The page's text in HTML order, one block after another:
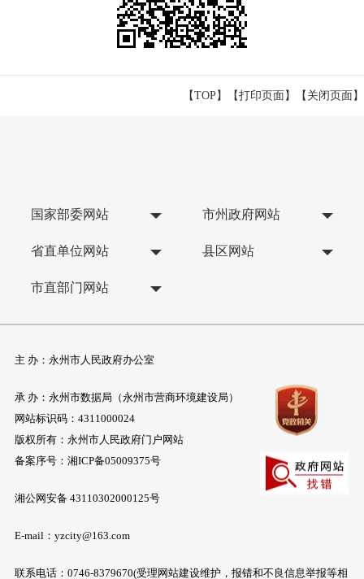
【TOP】 【打印页面】【 关闭页面】
国家部委网站 市州政府网站
省直单位网站 县区网站
市直部门网站
主 办：永州市人民政府办公室
承 办：永州市数据局（永州市营商环境建设局）
网站标识码：4311000024
版权所有：永州市人民政府门户网站
备案序号： 湘ICP备05009375号
湘公网安备 43110302000125号
E-mail：yzcity@163.com
联系电话：0746-8379670(受理网站建设维护，报错和不良信息举报等相